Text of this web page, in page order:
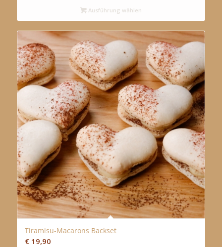
Ausführung wählen
Tiramisu-Macarons Backset
€19,90